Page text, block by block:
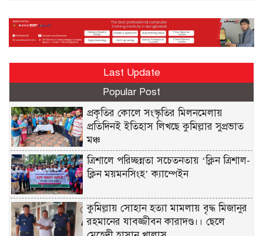
Last Update
Popular Post
প্রকৃতির কোলে সংস্কৃতির মিলনমেলায়
প্রতিদিনই ইতিহাস লিখছে কুমিল্লার সুপ্রভাত
মঞ্চ
ত্রিশালে পরিচ্ছন্নতা সচেতনতায় ‘ক্লিন ত্রিশাল-
ক্লিন ময়মনসিংহ’ ক্যাম্পেইন
কুমিল্লায় সোহান হত্যা মামলায় বৃদ্ধ মিজানুর
রহমানের যাবজ্জীবন কারাদণ্ড।। ছেলে